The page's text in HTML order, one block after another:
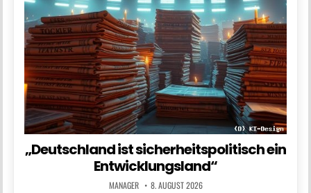
„Deutschland ist sicherheitspolitisch ein
Entwicklungsland“
MANAGER 8. AUGUST 2026